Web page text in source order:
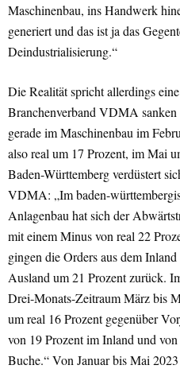
Maschinenbau, ins Handwerk
generiert und das ist ja das
Deindustrialisierung.“
Die Realität spricht allerdings
Branchenverband VDMA
gerade im Maschinenbau im
also real um 17 Prozent, im Mai
Baden-Württemberg verdüstert
VDMA: „Im baden-
Anlagenbau hat sich der
mit einem Minus von real 22
gingen die Orders aus dem
Ausland um 21 Prozent zurück.
Drei-Monats-Zeitraum März bis
um real 16 Prozent gegenüber
von 19 Prozent im Inland und
Buche.“ Von Januar bis Mai